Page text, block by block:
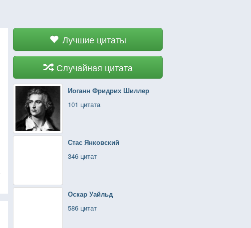
Лучшие цитаты
Случайная цитата
Иоганн Фридрих Шиллер
101 цитата
Стас Янковский
346 цитат
Оскар Уайльд
586 цитат